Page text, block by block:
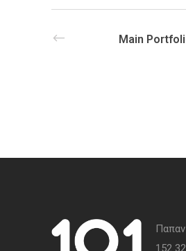
Main
152